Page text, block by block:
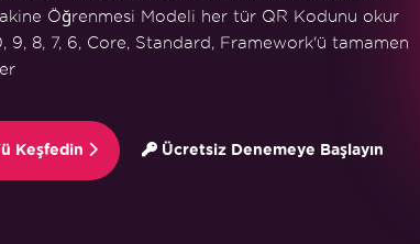
Öğrenmesi Modeli her tür QR Kodunu okur
9, 8, 7, 6, Core, Standard, Framework'ü tamamen
Keşfedin Ücretsiz Denemeye Başlayın